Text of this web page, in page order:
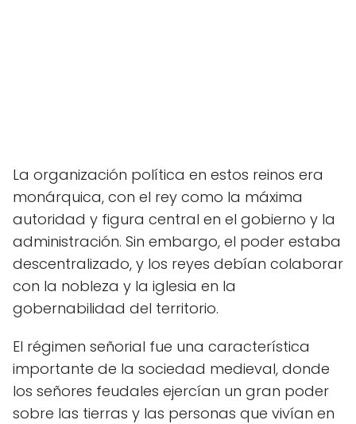
La organización política en estos reinos era
monárquica, con el rey como la máxima
autoridad y figura central en el gobierno y la
administración. Sin embargo, el poder estaba
descentralizado, y los reyes debían colaborar
con la nobleza y la iglesia en la
gobernabilidad del territorio.
El régimen señorial fue una característica
importante de la sociedad medieval, donde
los señores feudales ejercían un gran poder
sobre las tierras y las personas que vivían en